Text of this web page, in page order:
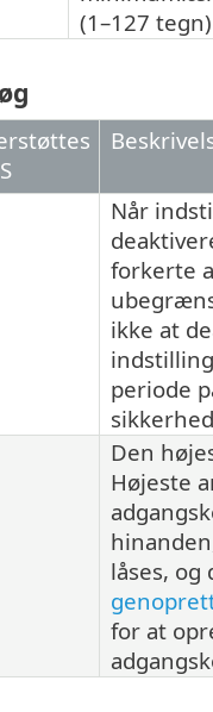
(1–127
Når
forkerte
ikke at
periode
Den
Højeste
låses,
for at